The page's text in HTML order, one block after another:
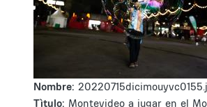
Nombre:
Tìtulo: Montevideo a jugar en el